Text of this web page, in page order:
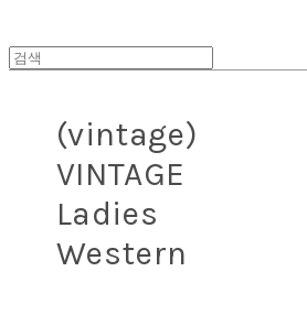
(vintage)
VINTAGE
Ladies
Western